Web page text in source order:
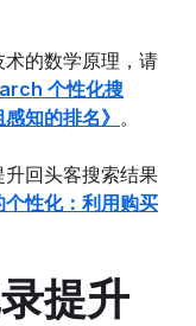
的数学原理，请
个性化搜
知的排名》 。
回头客搜索结果
个性化：利用购买
提升